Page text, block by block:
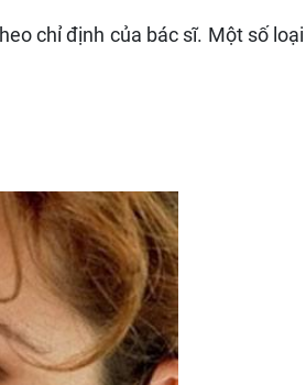
chỉ định của bác sĩ. Một số loại